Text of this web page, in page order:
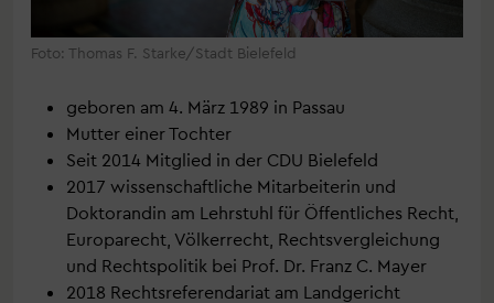
Foto: Thomas F. Starke/Stadt Bielefeld
geboren am 4. März 1989 in Passau
Mutter einer Tochter
Seit 2014 Mitglied in der CDU Bielefeld
2017 wissenschaftliche Mitarbeiterin und
Doktorandin am Lehrstuhl für Öffentliches Recht,
Europarecht, Völkerrecht, Rechtsvergleichung
und Rechtspolitik bei Prof. Dr. Franz C. Mayer
2018 Rechtsreferendariat am Landgericht